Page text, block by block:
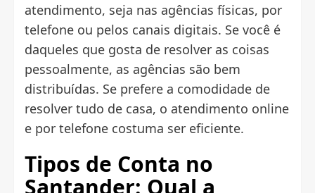
atendimento, seja nas agências físicas, por
telefone ou pelos canais digitais. Se você é
daqueles que gosta de resolver as coisas
pessoalmente, as agências são bem
distribuídas. Se prefere a comodidade de
resolver tudo de casa, o atendimento online
e por telefone costuma ser eficiente.
Tipos de Conta no
Santander: Qual a